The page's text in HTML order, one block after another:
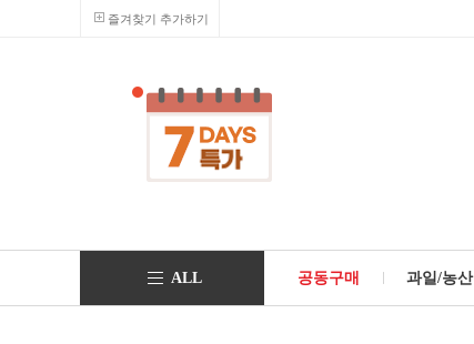
즐겨찾기 추가하기
ALL 공동구매 과일/농산